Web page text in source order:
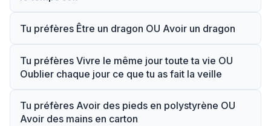
Tu préfères Être un dragon OU Avoir un dragon
Tu préfères Vivre le même jour toute ta vie OU
Oublier chaque jour ce que tu as fait la veille
Tu préfères Avoir des pieds en polystyrène OU
Avoir des mains en carton